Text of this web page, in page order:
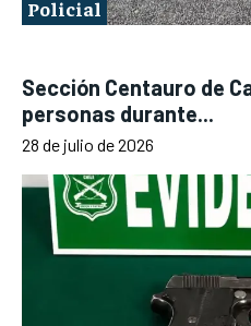
Policial
Sección Centauro de
personas durante...
28 de julio de 2026